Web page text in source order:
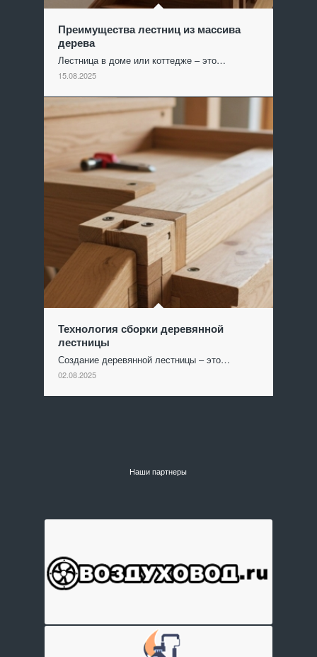
Преимущества лестниц из массива
дерева
Лестница в доме или коттедже – это…
15.08.2025
Технология сборки деревянной
лестницы
Создание деревянной лестницы – это…
02.08.2025
Наши партнеры